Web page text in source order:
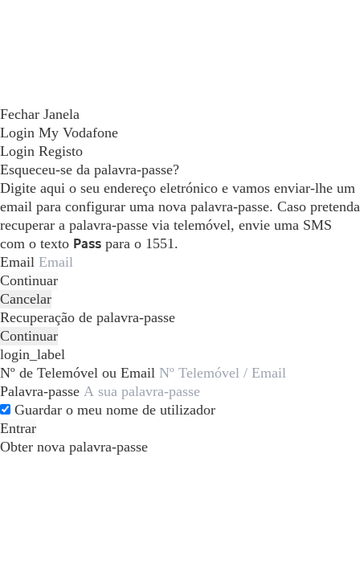
Fechar Janela
Login My Vodafone
Login Registo
Esqueceu-se da palavra-passe?
Digite aqui o seu endereço eletrónico e vamos enviar-lhe um
email para configurar uma nova palavra-passe. Caso pretenda
recuperar a palavra-passe via telemóvel, envie uma SMS
com o texto Pass para o 1551.
Email
Continuar
Cancelar
Recuperação de palavra-passe
Continuar
login_label
Nº de Telemóvel ou Email
Palavra-passe
Guardar o meu nome de utilizador
Entrar
Obter nova palavra-passe